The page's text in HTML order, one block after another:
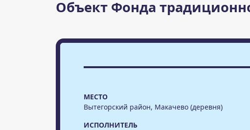
Объект Фонда
МЕСТО
Вытегорский район, Макачево (деревня)
ИСПОЛНИТЕЛЬ